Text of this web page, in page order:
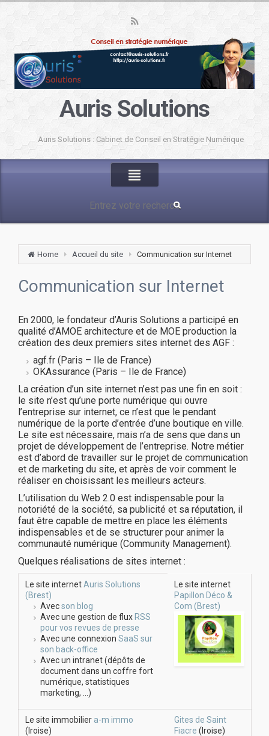
Auris Solutions
Auris Solutions : Cabinet de Conseil en Stratégie Numérique
Home Accueil du site Communication sur Internet
Communication sur Internet
En 2000, le fondateur d’Auris Solutions a participé en
qualité d’AMOE architecture et de MOE production la
création des deux premiers sites internet des AGF :
agf.fr (Paris – Ile de France)
OKAssurance (Paris – Ile de France)
La création d’un site internet n’est pas une fin en soit :
le site n’est qu’une porte numérique qui ouvre
l’entreprise sur internet, ce n’est que le pendant
numérique de la porte d’entrée d’une boutique en ville.
Le site est nécessaire, mais n’a de sens que dans un
projet de développement de l’entreprise. Notre métier
est d’abord de travailler sur le projet de communication
et de marketing du site, et après de voir comment le
réaliser en choisissant les meilleurs acteurs.
L’utilisation du Web 2.0 est indispensable pour la
notoriété de la société, sa publicité et sa réputation, il
faut être capable de mettre en place les éléments
indispensables et de se structurer pour animer la
communauté numérique (Community Management).
Quelques réalisations de sites internet :
Le site internetAuris Solutions
(Brest)
Avecson blog
Avec une gestion de flux RSS
pour vos revues de presse
Avec une connexion SaaS sur
son back-office
Avec un intranet (dépôts de
document dans un coffre fort
numérique, statistiques
marketing, …)
Le site internet
Papillon Déco &
Com (Brest)
Le site immobilier a-m immo
(Iroise)
Gites de Saint
Fiacre (Iroise)